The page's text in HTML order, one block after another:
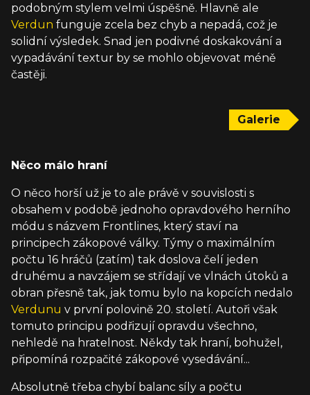
podobným stylem velmi úspěšně. Hlavně ale
Verdun funguje zcela bez chyb a nepadá, což je
solidní výsledek. Snad jen podivné doskakování a
vypadávání textur by se mohlo objevovat méně
častěji.
Galerie
Něco málo hraní
O něco horší už je to ale právě v souvislosti s
obsahem v podobě jednoho opravdového herního
módu s názvem Frontlines, který staví na
principech zákopové války. Týmy o maximálním
počtu 16 hráčů (zatím) tak doslova čelí jeden
druhému a navzájem se střídají ve vlnách útoků a
obran přesně tak, jak tomu bylo na kopcích nedalo
Verdunu v první polovině 20. století. Autoři však
tomuto principu podřizují opravdu všechno,
nehledě na hratelnost. Někdy tak hraní, bohužel,
připomíná rozpačité zákopové vysedávání...
Absolutně třeba chybí balanc síly a počtu